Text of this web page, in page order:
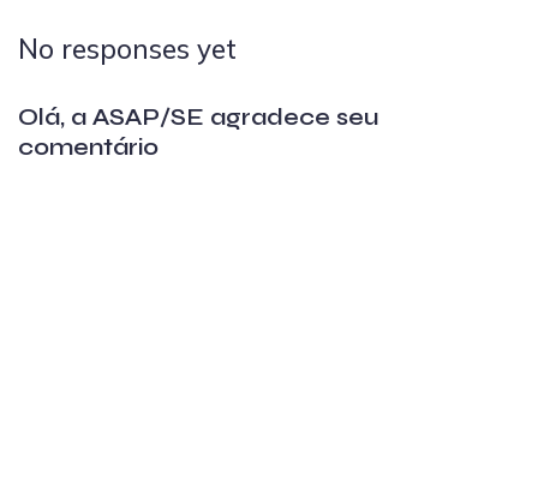
No responses yet
Olá, a ASAP/SE agradece seu
comentário